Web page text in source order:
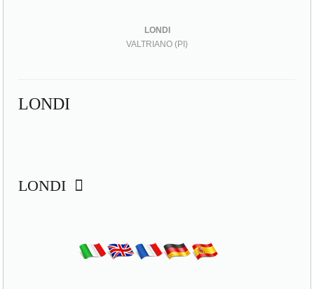
LONDI
VALTRIANO (PI)
LONDI
LONDI